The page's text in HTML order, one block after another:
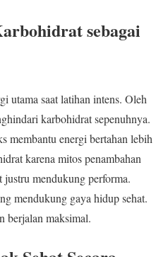
sebagai
utama saat latihan intens. Oleh
karbohidrat sepenuhnya.
membantu energi bertahan lebih
karena mitos penambahan
mendukung performa.
mendukung gaya hidup sehat.
berjalan maksimal.